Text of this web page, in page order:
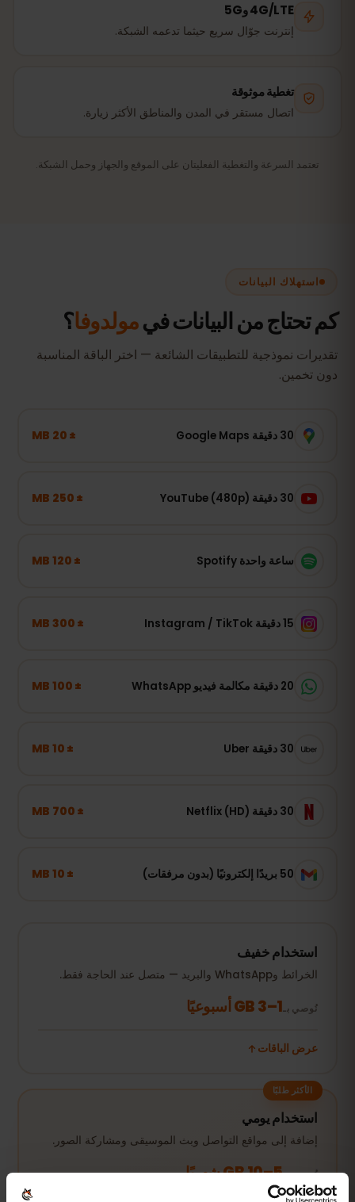
4G/LTE و5G
إنترنت جوّال سريع حيثما تدعمه الشبكة.
تغطية موثوقة
اتصال مستقر في المدن والمناطق الأكثر زيارة.
تعتمد السرعة والتغطية الفعليتان على الموقع والجهاز وحمل الشبكة.
استهلاك البيانات
كم تحتاج من البيانات فيمولدوفا؟
تقديرات نموذجية للتطبيقات الشائعة — اختر الباقة المناسبة
دون تخمين.
30 دقيقة Google Maps ± 20 MB
30 دقيقة YouTube (480p) ± 250 MB
ساعة واحدة Spotify ± 120 MB
15 دقيقة Instagram / TikTok ± 300 MB
20 دقيقة مكالمة فيديو WhatsApp ± 100 MB
30 دقيقة Uber ± 10 MB
30 دقيقة Netflix (HD) ± 700 MB
50 بريدًا إلكترونيًا (بدون مرفقات) ± 10 MB
استخدام خفيف
الخرائط وWhatsApp والبريد — متصل عند الحاجة فقط.
نُوصي بـ1–3 GB أسبوعيًا
عرض الباقات
الأكثر طلبًا
استخدام يومي
إضافة إلى مواقع التواصل وبث الموسيقى ومشاركة الصور.
نُوصي بـ5–10 GB شهريًا